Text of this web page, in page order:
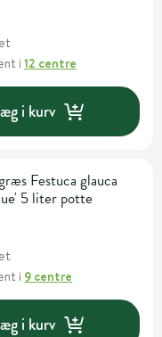
i12 centre
i kurv
Festuca glauca
5 liter potte
i 9 centre
i kurv